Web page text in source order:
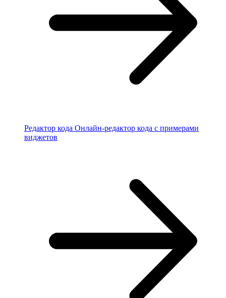
Редактор кода Онлайн-редактор кода с примерами
виджетов